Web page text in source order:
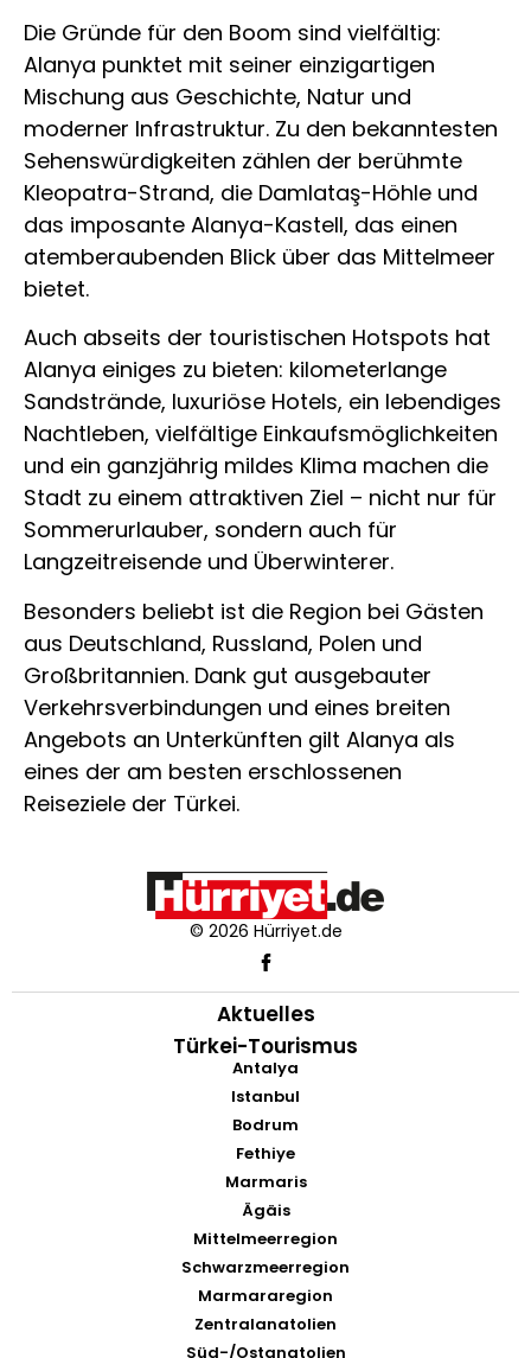
Die Gründe für den Boom sind vielfältig:
Alanya punktet mit seiner einzigartigen
Mischung aus Geschichte, Natur und
moderner Infrastruktur. Zu den bekanntesten
Sehenswürdigkeiten zählen der berühmte
Kleopatra-Strand, die Damlataş-Höhle und
das imposante Alanya-Kastell, das einen
atemberaubenden Blick über das Mittelmeer
bietet.
Auch abseits der touristischen Hotspots hat
Alanya einiges zu bieten: kilometerlange
Sandstrände, luxuriöse Hotels, ein lebendiges
Nachtleben, vielfältige Einkaufsmöglichkeiten
und ein ganzjährig mildes Klima machen die
Stadt zu einem attraktiven Ziel – nicht nur für
Sommerurlauber, sondern auch für
Langzeitreisende und Überwinterer.
Besonders beliebt ist die Region bei Gästen
aus Deutschland, Russland, Polen und
Großbritannien. Dank gut ausgebauter
Verkehrsverbindungen und eines breiten
Angebots an Unterkünften gilt Alanya als
eines der am besten erschlossenen
Reiseziele der Türkei.
© 2026 Hürriyet.de
Aktuelles
Türkei-Tourismus
Antalya
Istanbul
Bodrum
Fethiye
Marmaris
Ägäis
Mittelmeerregion
Schwarzmeerregion
Marmararegion
Zentralanatolien
Süd-/Ostanatolien